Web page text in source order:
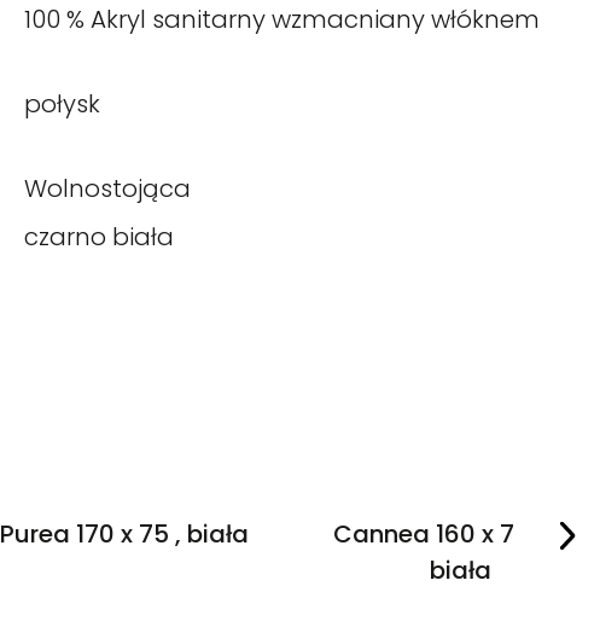
100 % Akryl sanitarny wzmacniany włóknem
połysk
Wolnostojąca
czarno biała
Purea 170 x 75 , biała
Cannea 160 x 75 cm ,
biała